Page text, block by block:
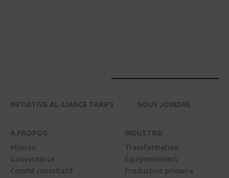
INITIATIVE AL-LIANCE TARIFS NOUS JOINDRE
À PROPOS
Mission
Gouvernance
Comité consultatif
INDUSTRIE
Transformation
Équipementiers
Production primaire